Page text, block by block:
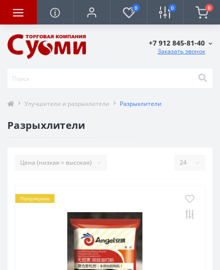
0 0 0
+7 912 845-81-40
Заказать звонок
Улучшители и разрыхлители Разрыхлители
Разрыхлители
Популярное